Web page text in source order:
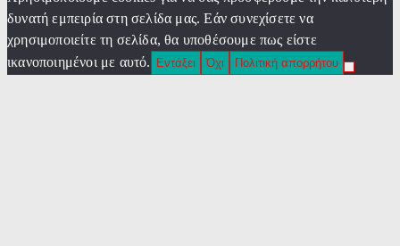
δυνατή εμπειρία στη σελίδα μας. Εάν συνεχίσετε να
χρησιμοποιείτε τη σελίδα, θα υποθέσουμε πως είστε
ικανοποιημένοι με αυτό.
Εντάξει Όχι Πολιτική απορρήτου